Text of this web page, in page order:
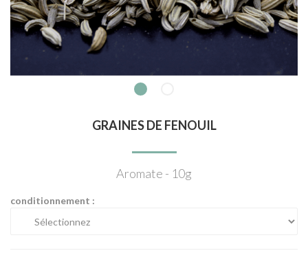
GRAINES DE FENOUIL
Aromate - 10g
conditionnement :